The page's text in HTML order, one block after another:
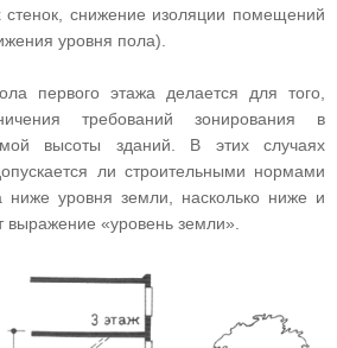
стенок, снижение изоляции помещений
уровня пола).
первого этажа делается для того,
требований зонирования в
высоты зданий. В этих случаях
ли строительными нормами
ниже уровня земли, насколько ниже и
выражение «уровень земли».